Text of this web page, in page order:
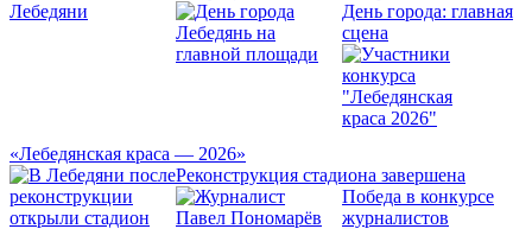
День города: главная
сцена
«Лебедянская краса — 2026»
Реконструкция стадиона завершена
Победа в конкурсе
журналистов